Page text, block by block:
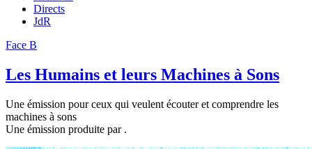
Directs
JdR
Face B
Les Humains et leurs Machines à Sons
Une émission pour ceux qui veulent écouter et comprendre les
machines à sons
Une émission produite par .